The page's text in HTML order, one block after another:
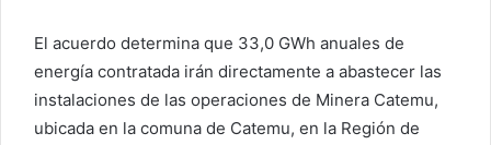
El acuerdo determina que 33,0 GWh anuales de
energía contratada irán directamente a abastecer las
instalaciones de las operaciones de Minera Catemu,
ubicada en la comuna de Catemu, en la Región de